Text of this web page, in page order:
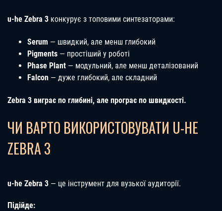
u-he Zebra 3 конкурує з топовими синтезаторами:
Serum — швидкий, але менш глибокий
Pigments — простіший у роботі
Phase Plant — модульний, але менш деталізований
Falcon — дуже глибокий, але складний
Zebra 3 виграє по глибині, але програє по швидкості.
ЧИ ВАРТО ВИКОРИСТОВУВАТИ U-HE
ZEBRA 3
u-he Zebra 3 — це інструмент для вузької аудиторії.
Підійде: